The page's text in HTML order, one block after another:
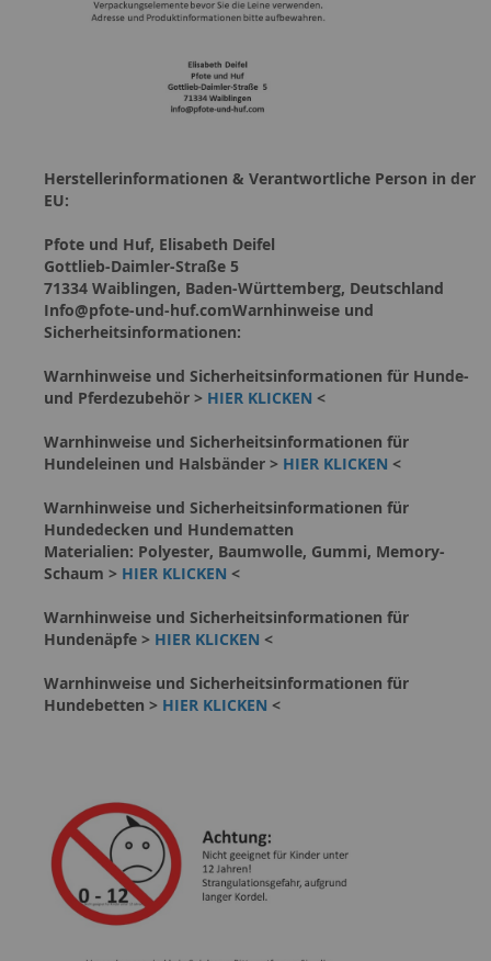
Herstellerinformationen & Verantwortliche Person in der
EU:
Pfote und Huf, Elisabeth Deifel
Gottlieb-Daimler-Straße 5
71334 Waiblingen, Baden-Württemberg, Deutschland
Info@pfote-und-huf.comWarnhinweise und
Sicherheitsinformationen:
Warnhinweise und Sicherheitsinformationen für Hunde-
und Pferdezubehör > HIER KLICKEN <
Warnhinweise und Sicherheitsinformationen für
Hundeleinen und Halsbänder > HIER KLICKEN <
Warnhinweise und Sicherheitsinformationen für
Hundedecken und Hundematten
Materialien: Polyester, Baumwolle, Gummi, Memory-
Schaum > HIER KLICKEN <
Warnhinweise und Sicherheitsinformationen für
Hundenäpfe > HIER KLICKEN <
Warnhinweise und Sicherheitsinformationen für
Hundebetten > HIER KLICKEN <